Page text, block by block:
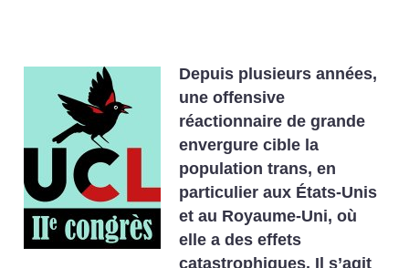
Depuis plusieurs années,
une offensive
réactionnaire de grande
envergure cible la
population trans, en
particulier aux États-Unis
et au Royaume-Uni, où
elle a des effets
catastrophiques. Il s’agit